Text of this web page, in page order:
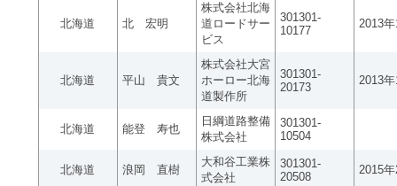
北海道 北 宏明
株式会社北海
道ロードサー
ビス
301301-
10177
2013
北海道 平山 貴文
株式会社大宮
ホーロー北海
道製作所
301301-
20173
2013
北海道 能登 寿也
日綱道路整備
株式会社
301301-
10504
北海道 浪岡 直樹
大和谷工業株
式会社
301301-
20508
2015